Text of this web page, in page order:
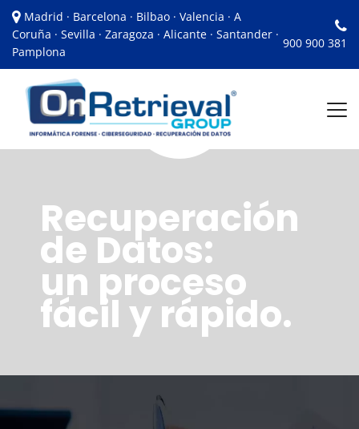
Madrid · Barcelona · Bilbao · Valencia · A
Coruña · Sevilla · Zaragoza · Alicante · Santander ·
Pamplona
900 900 381
Recuperación
de Datos:
un proceso
fácil y rápido.